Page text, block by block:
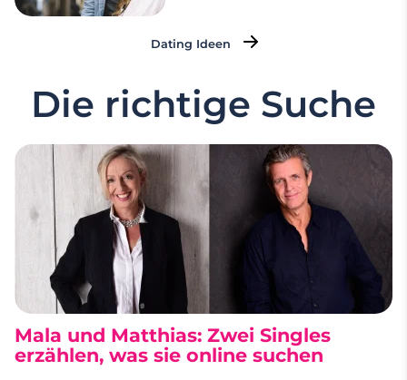
Dating Ideen
Die richtige Suche
Mala und Matthias: Zwei Singles
erzählen, was sie online suchen